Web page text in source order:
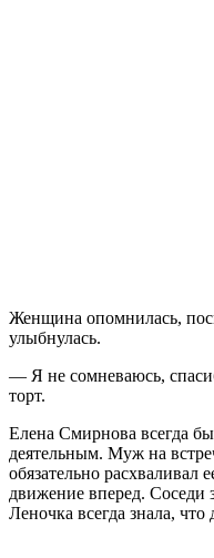
Женщина опомнилась,
улыбнулась.
— Я не сомневаюсь,
торт.
Елена Смирнова всегда
деятельным. Муж на
обязательно расхваливал
движение вперед. Соседи
Леночка всегда знала, что